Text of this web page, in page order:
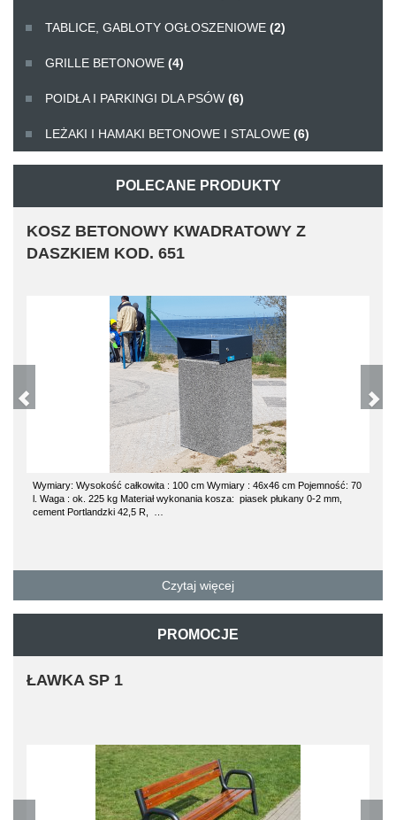
TABLICE, GABLOTY OGŁOSZENIOWE (2)
GRILLE BETONOWE (4)
POIDŁA I PARKINGI DLA PSÓW (6)
LEŻAKI I HAMAKI BETONOWE I STALOWE (6)
POLECANE PRODUKTY
KOSZ BETONOWY KWADRATOWY Z
DASZKIEM KOD. 651
Wymiary: Wysokość całkowita : 100 cm Wymiary : 46x46 cm Pojemność: 70
l. Waga : ok. 225 kg Materiał wykonania kosza: piasek płukany 0-2 mm,
cement Portlandzki 42,5 R, …
Czytaj więcej
PROMOCJE
ŁAWKA SP 1